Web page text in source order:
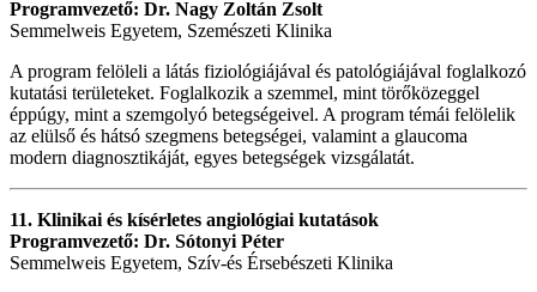
Programvezető: Dr. Nagy Zoltán Zsolt
Semmelweis Egyetem, Szemészeti Klinika
A program felöleli a látás fiziológiájával és patológiájával foglalkozó
kutatási területeket. Foglalkozik a szemmel, mint törőközeggel
éppúgy, mint a szemgolyó betegségeivel. A program témái felölelik
az elülső és hátsó szegmens betegségei, valamint a glaucoma
modern diagnosztikáját, egyes betegségek vizsgálatát.
11. Klinikai és kísérletes angiológiai kutatások
Programvezető: Dr. Sótonyi Péter
Semmelweis Egyetem, Szív-és Érsebészeti Klinika